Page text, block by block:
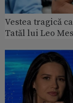
Vestea tragică
Tatăl lui Leo